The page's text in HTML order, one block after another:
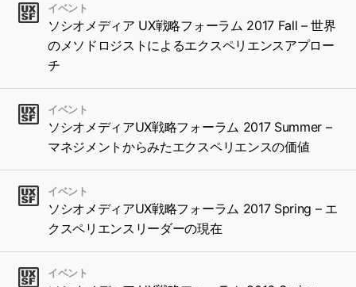
イベント
ソシオメディア UX戦略フォーラム 2017 Fall – 世界
のメソドロジストによるエクスペリエンスアプロー
チ
イベント
ソシオメディアUX戦略フォーラム 2017 Summer –
マネジメントからみたエクスペリエンスの価値
イベント
ソシオメディアUX戦略フォーラム 2017 Spring – エ
クスペリエンスリーダーの現在
イベント